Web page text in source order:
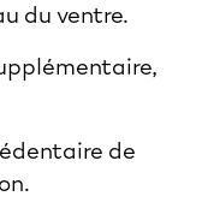
du ventre.
de